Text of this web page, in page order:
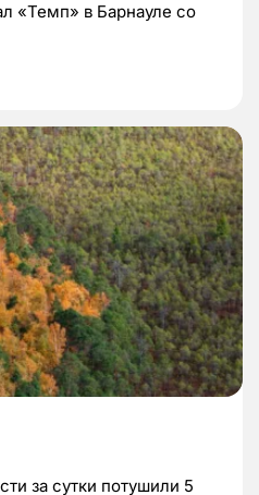
«Темп» в Барнауле со
за сутки потушили 5